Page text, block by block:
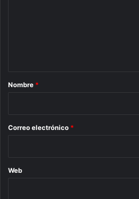
r
*
Nombre *
Correo electrónico *
Web